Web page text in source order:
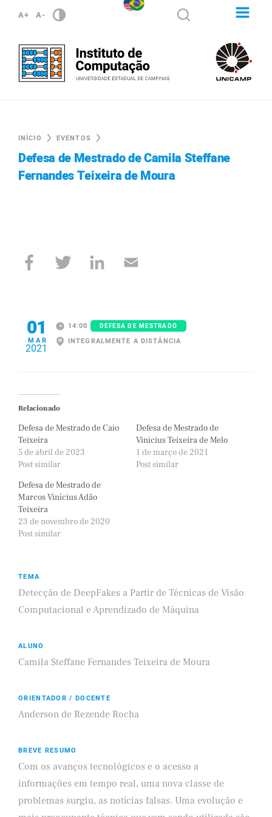
A+ A-
INÍCIO EVENTOS
Defesa de Mestrado de Camila Steffane
Fernandes Teixeira de Moura
01
MAR
2021
14:00 DEFESA DE MESTRADO
INTEGRALMENTE A DISTÂNCIA
Relacionado
Defesa de Mestrado de Caio
Teixeira
5 de abril de 2023
Post similar
Defesa de Mestrado de
Vinicius Teixeira de Melo
1 de março de 2021
Post similar
Defesa de Mestrado de
Marcos Vinícius Adão
Teixeira
23 de novembro de 2020
Post similar
TEMA
Detecção de DeepFakes a Partir de Técnicas de Visão
Computacional e Aprendizado de Máquina
ALUNO
Camila Steffane Fernandes Teixeira de Moura
ORIENTADOR / DOCENTE
Anderson de Rezende Rocha
BREVE RESUMO
Com os avanços tecnológicos e o acesso a
informações em tempo real, uma nova classe de
problemas surgiu, as notícias falsas. Uma evolução e